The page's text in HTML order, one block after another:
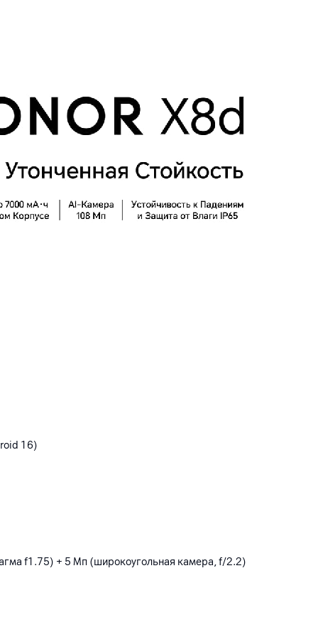
16)
f1.75) + 5 Мп (широкоугольная камера, f/2.2)